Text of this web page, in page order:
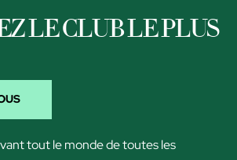
LE CLUB LE PLUS
tout le monde de toutes les